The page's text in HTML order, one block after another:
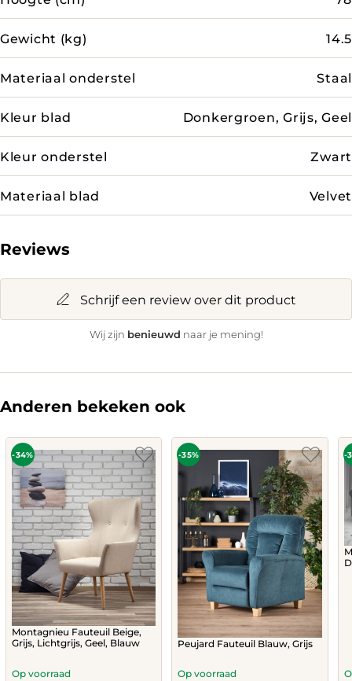
Gewicht (kg) 14.5
Materiaal onderstel Staal
Kleur blad Donkergroen, Grijs, Geel
Kleur onderstel Zwart
Materiaal blad Velvet
Reviews
Schrijf een review over dit product
Wij zijn benieuwd naar je mening!
Anderen bekeken ook
-34%
Montagnieu Fauteuil Beige,
Grijs, Lichtgrijs, Geel, Blauw
Op voorraad
-35%
Peujard Fauteuil Blauw, Grijs
Op voorraad
-